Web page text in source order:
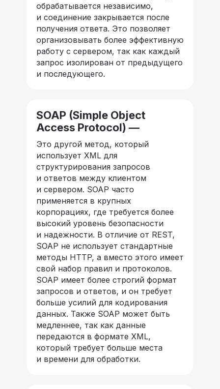
обрабатывается независимо,
и соединение закрывается после
получения ответа. Это позволяет
организовывать более эффективную
работу с сервером, так как каждый
запрос изолирован от предыдущего
и последующего.
SOAP (Simple Object
Access Protocol) —
Это другой метод, который
использует XML для
структурирования запросов
и ответов между клиентом
и сервером. SOAP часто
применяется в крупных
корпорациях, где требуется более
высокий уровень безопасности
и надежности. В отличие от REST,
SOAP не использует стандартные
методы HTTP, а вместо этого имеет
свой набор правил и протоколов.
SOAP имеет более строгий формат
запросов и ответов, и он требует
больше усилий для кодирования
данных. Также SOAP может быть
медленнее, так как данные
передаются в формате XML,
который требует больше места
и времени для обработки.